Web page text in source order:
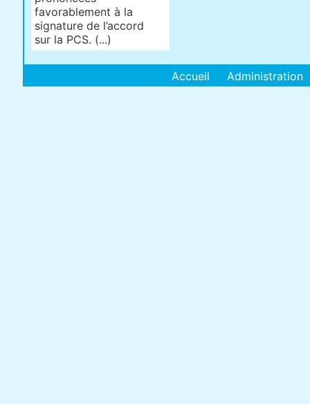
favorablement à la
signature de l’accord
sur la PCS. (...)
Accueil Administration